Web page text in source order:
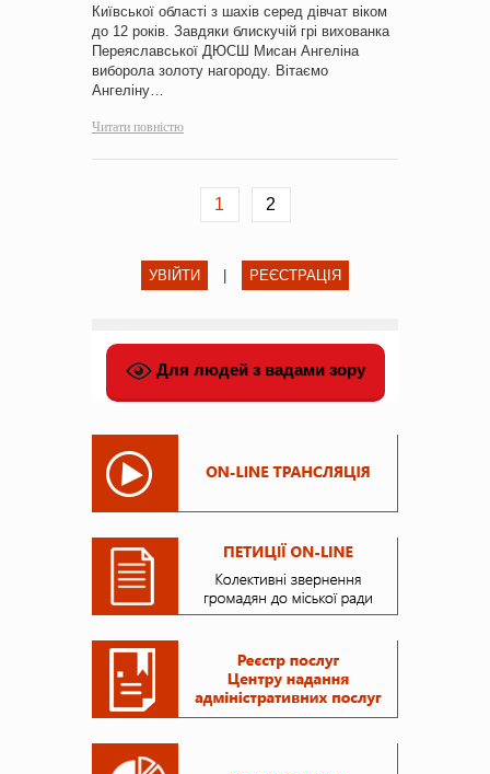
Київської області з шахів серед дівчат віком
до 12 років. Завдяки блискучій грі вихованка
Переяславської ДЮСШ Мисан Ангеліна
виборола золоту нагороду. Вітаємо
Ангеліну…
Читати повністю
1 2
УВІЙТИ РЕЄСТРАЦІЯ
Для людей з вадами зору